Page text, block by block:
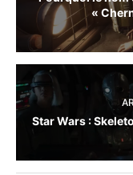
«
Star Wars :